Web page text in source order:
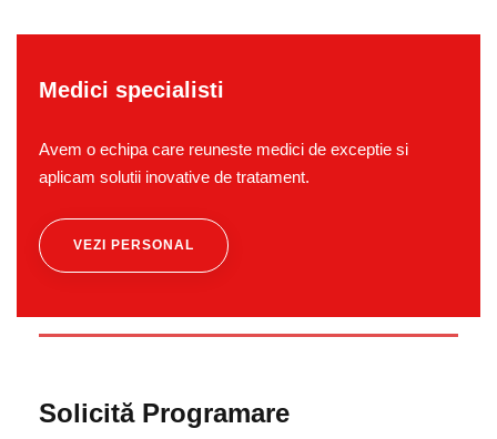
Medici specialisti
Avem o echipa care reuneste medici de exceptie si
aplicam solutii inovative de tratament.
VEZI PERSONAL
Solicită Programare